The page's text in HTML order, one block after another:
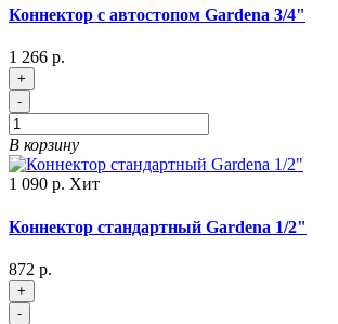
Коннектор с автостопом Gardena 3/4"
1 266 р.
+
-
В корзину
1 090 р. Хит
Коннектор стандартный Gardena 1/2"
872 р.
+
-